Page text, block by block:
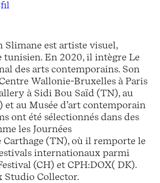
Slimane est artiste visuel,
tunisien. En 2020, il intègre Le
des arts contemporains. Son
Wallonie-Bruxelles à Paris
à Sidi Bou Saïd (TN), au
au Musée d’art contemporain
ont été sélectionnés dans des
les Journées
(TN), où il remporte le
internationaux parmi
(CH) et CPH:DOX( DK).
Studio Collector.